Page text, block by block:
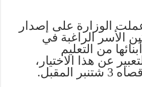
الوزارة على إصدار
الأسر الراغبة في
من التعليم
عن هذا الاختيار،
المقبل.